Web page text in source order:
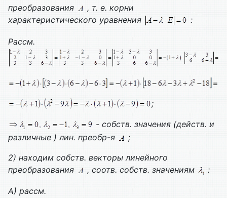
преобразования
, т. е. корни
характеристического уравнения
:
Рассм.
;
- собств. значения (действ. и
различные ) лин. преобр-я
;
2) находим собств. векторы линейного
преобразования
, соотв. собств. значениям :
А) рассм.